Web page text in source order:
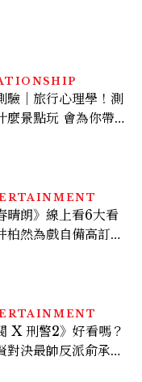
驗｜旅行心理學！測
麼景點玩 會為你帶來
晴朗》線上看6大看
柏然為戲自備高訂，
X 刑警2》好看嗎？
對決最帥反派俞承